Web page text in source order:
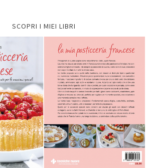
SCOPRI I MIEI LIBRI